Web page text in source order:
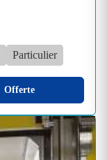
Particulier
Offerte